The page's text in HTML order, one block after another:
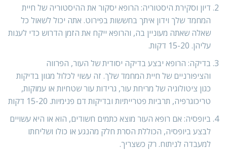
דיון וסקירת היסטוריה: הרופא יסקור את ההיסטוריה של חיית
המחמד שלך וידון איתך בחששות בפירוט. אתה יכול לשאול כל
שאלה שאתה מעוניין בה, והרופא ייקח את הזמן הדרוש כדי לענות
עליהן. 15-20 דקות.
בדיקה: הרופא יבצע בדיקה יסודית של העור, הפרווה
והציפורניים של חיית המחמד שלך. זה עשוי לכלול מגוון בדיקות
כגון ציטולוגיה של מריחת עור, גרידות עור שטחיות או עמוקות,
טריכוגרפיה, תרביות פטרייתיות ובדיקות דם פנימיות. 15-20 דקות
ביופסיה: אם רופא העור מוצא כתמים חשודים, הוא או היא עשויים
לבצע ביופסיה, הכוללת הסרת חלק מהנגע או כולו ושליחתו
למעבדה לניתוח. רק כשצריך.